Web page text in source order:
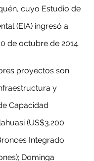
cuyo Estudio de
(EIA) ingresó a
de octubre de 2014.
proyectos son:
y
Capacidad
(US$3.200
Integrado
Dominga